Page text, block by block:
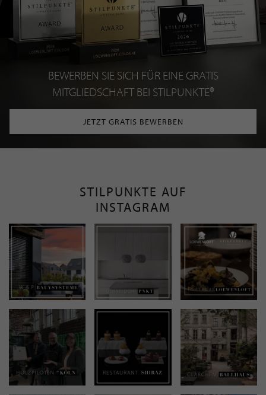
BEWERBEN SIE SICH FÜR EINE GRATIS
MITGLIEDSCHAFT BEI STILPUNKTE®
JETZT GRATIS BEWERBEN
STILPUNKTE AUF
INSTAGRAM